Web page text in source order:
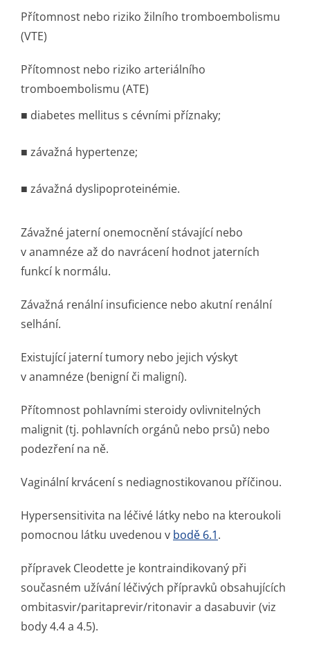
Přítomnost nebo riziko žilního tromboembolismu
(VTE)
Přítomnost nebo riziko arteriálního
tromboembolis­mu (ATE)
■ diabetes mellitus s cévními příznaky;
■ závažná hypertenze;
■ závažná dyslipoproteinémie.
Závažné jaterní onemocnění stávající nebo
v anamnéze až do navrácení hodnot jaterních
funkcí k normálu.
Závažná renální insuficience nebo akutní renální
selhání.
Existující jaterní tumory nebo jejich výskyt
v anamnéze (benigní či maligní).
Přítomnost pohlavními steroidy ovlivnitelných
malignit (tj. pohlavních orgánů nebo prsů) nebo
podezření na ně.
Vaginální krvácení s nediagnosti­kovanou příčinou.
Hypersensitivita na léčivé látky nebo na kteroukoli
pomocnou látku uvedenou v bodě 6.1.
přípravek Cleodette je kontraindikovaný při
současném užívání léčivých přípravků obsahujících
ombitasvir/pa­ritaprevir/ri­tonavir a dasabuvir (viz
body 4.4 a 4.5).